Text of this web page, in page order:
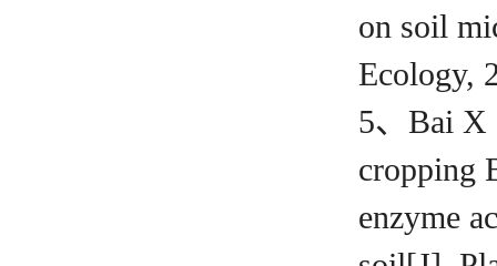
on soil
Ecology,
5、Bai X
cropping
enzyme